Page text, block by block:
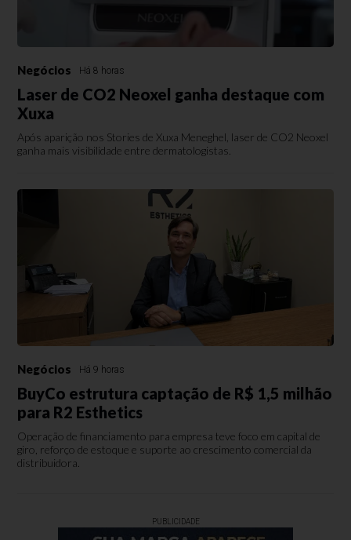
Negócios Há 8 horas
Laser de CO2 Neoxel ganha destaque com
Xuxa
Após aparição nos Stories de Xuxa Meneghel, laser de CO2 Neoxel
ganha mais visibilidade entre dermatologistas.
Negócios Há 9 horas
BuyCo estrutura captação de R$ 1,5 milhão
para R2 Esthetics
Operação de financiamento para empresa teve foco em capital de
giro, reforço de estoque e suporte ao crescimento comercial da
distribuidora.
PUBLICIDADE